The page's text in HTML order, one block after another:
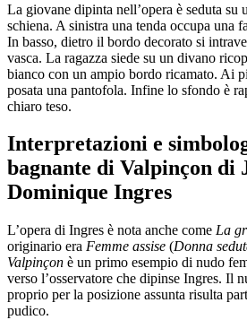
La giovane dipinta nell’opera è seduta su
schiena. A sinistra una tenda occupa una
In basso, dietro il bordo decorato si
vasca. La ragazza siede su un divano
bianco con un ampio bordo ricamato. Ai
posata una pantofola. Infine lo sfondo è
chiaro teso.
Interpretazioni e
bagnante di Valpinçon di
Dominique Ingres
L’opera di Ingres è nota anche come La
originario era Femme assise (Donna
Valpinçon è un primo esempio di nudo
verso l’osservatore che dipinse Ingres. Il
proprio per la posizione assunta risulta
pudico.